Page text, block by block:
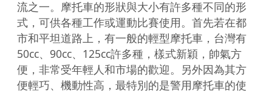
流之一。摩托車的形狀與大小有許多種不同的形
式，可供各種工作或運動比賽使用。首先若在都
市和平坦道路上，有一般的輕型摩托車，台灣有
50cc、90cc、125cc許多種，樣式新穎，帥氣方
便，非常受年輕人和市場的歡迎。另外因為其方
便輕巧、機動性高，最特別的是警用摩托車的使